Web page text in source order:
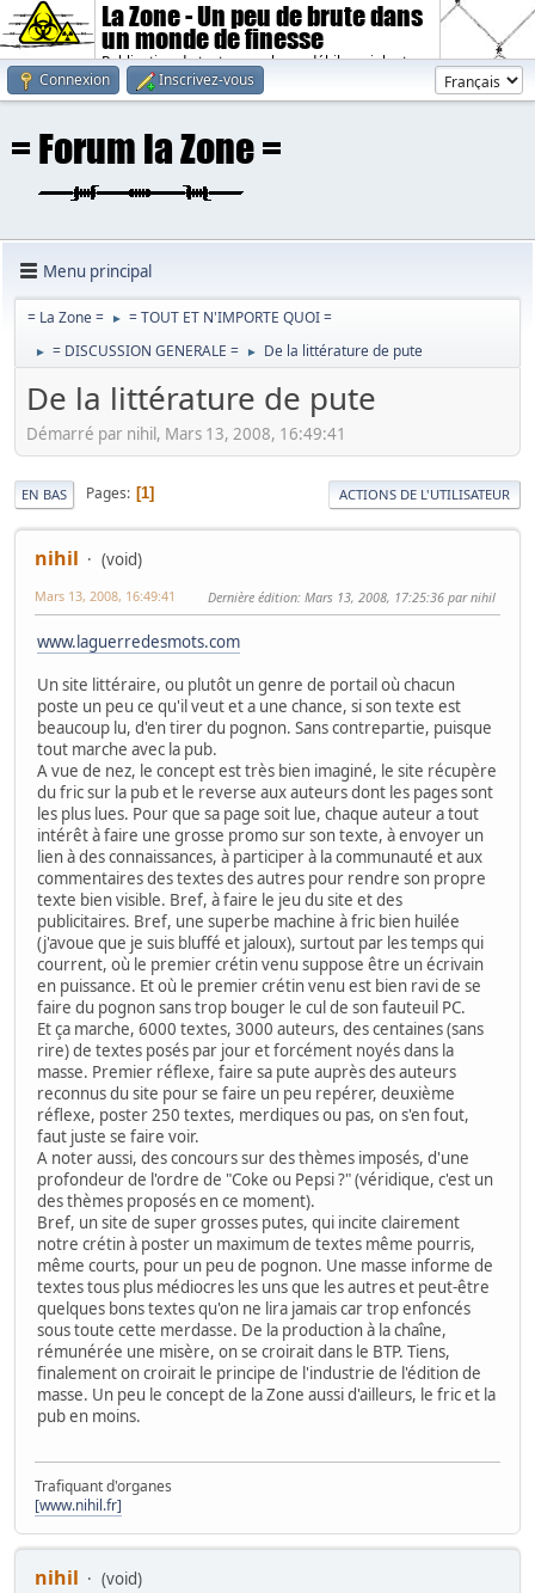
La Zone - Un peu de brute dans
un monde de finesse
Publication de textes sombres, débiles, violents.
Connexion
Inscrivez-vous
Menu principal
= La Zone = ► = TOUT ET N'IMPORTE QUOI =
► = DISCUSSION GENERALE = ► De la littérature de pute
De la littérature de pute
Démarré par nihil, Mars 13, 2008, 16:49:41
EN BAS Pages 1 ACTIONS DE L'UTILISATEUR
nihil (void)
Mars 13, 2008, 16:49:41 Dernière édition: Mars 13, 2008, 17:25:36 par nihil
www.laguerredesmots.com
Un site littéraire, ou plutôt un genre de portail où chacun
poste un peu ce qu'il veut et a une chance, si son texte est
beaucoup lu, d'en tirer du pognon. Sans contrepartie, puisque
tout marche avec la pub.
A vue de nez, le concept est très bien imaginé, le site récupère
du fric sur la pub et le reverse aux auteurs dont les pages sont
les plus lues. Pour que sa page soit lue, chaque auteur a tout
intérêt à faire une grosse promo sur son texte, à envoyer un
lien à des connaissances, à participer à la communauté et aux
commentaires des textes des autres pour rendre son propre
texte bien visible. Bref, à faire le jeu du site et des
publicitaires. Bref, une superbe machine à fric bien huilée
(j'avoue que je suis bluffé et jaloux), surtout par les temps qui
courrent, où le premier crétin venu suppose être un écrivain
en puissance. Et où le premier crétin venu est bien ravi de se
faire du pognon sans trop bouger le cul de son fauteuil PC.
Et ça marche, 6000 textes, 3000 auteurs, des centaines (sans
rire) de textes posés par jour et forcément noyés dans la
masse. Premier réflexe, faire sa pute auprès des auteurs
reconnus du site pour se faire un peu repérer, deuxième
réflexe, poster 250 textes, merdiques ou pas, on s'en fout,
faut juste se faire voir.
A noter aussi, des concours sur des thèmes imposés, d'une
profondeur de l'ordre de "Coke ou Pepsi ?" (véridique, c'est un
des thèmes proposés en ce moment).
Bref, un site de super grosses putes, qui incite clairement
notre crétin à poster un maximum de textes même pourris,
même courts, pour un peu de pognon. Une masse informe de
textes tous plus médiocres les uns que les autres et peut-être
quelques bons textes qu'on ne lira jamais car trop enfoncés
sous toute cette merdasse. De la production à la chaîne,
rémunérée une misère, on se croirait dans le BTP. Tiens,
finalement on croirait le principe de l'industrie de l'édition de
masse. Un peu le concept de la Zone aussi d'ailleurs, le fric et la
pub en moins.
Trafiquant d'organes
[www.nihil.fr]
nihil
(void)